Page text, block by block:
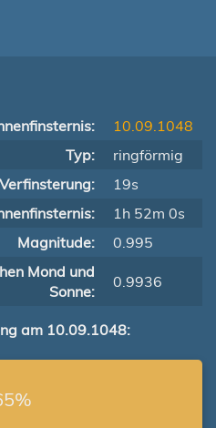
10.09.1048
Typ:
ringförmig
19s
1h 52m 0s
Magnitude:
0.995
Mond und
Sonne:
0.9936
am 10.09.1048: